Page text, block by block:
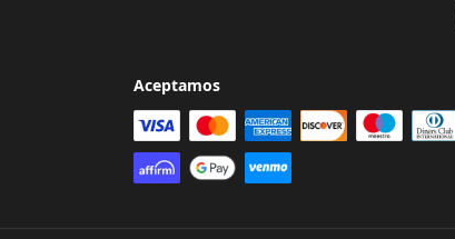
Aceptamos